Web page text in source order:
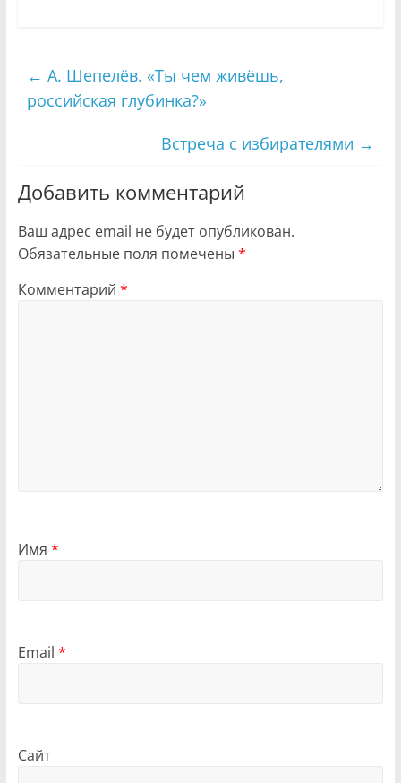
← А. Шепелёв. «Ты чем живёшь,
российская глубинка?»
Встреча с избирателями →
Добавить комментарий
Ваш адрес email не будет опубликован.
Обязательные поля помечены *
Комментарий *
Имя *
Email *
Сайт